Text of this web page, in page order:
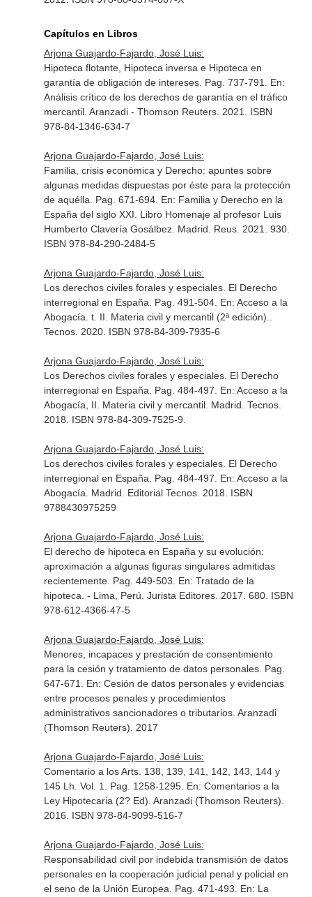
Capítulos en Libros
Arjona Guajardo-Fajardo, José Luis:
Hipoteca flotante, Hipoteca inversa e Hipoteca en
garantía de obligación de intereses. Pag. 737-791. En:
Análisis crítico de los derechos de garantía en el tráfico
mercantil. Aranzadi - Thomson Reuters. 2021. ISBN
978-84-1346-634-7
Arjona Guajardo-Fajardo, José Luis:
Familia, crisis económica y Derecho: apuntes sobre
algunas medidas dispuestas por éste para la protección
de aquélla. Pag. 671-694. En: Familia y Derecho en la
España del siglo XXI. Libro Homenaje al profesor Luis
Humberto Clavería Gosálbez. Madrid. Reus. 2021. 930.
ISBN 978-84-290-2484-5
Arjona Guajardo-Fajardo, José Luis:
Los derechos civiles forales y especiales. El Derecho
interregional en España. Pag. 491-504. En: Acceso a la
Abogacía. t. II. Materia civil y mercantil (2ª edición).
Tecnos. 2020. ISBN 978-84-309-7935-6
Arjona Guajardo-Fajardo, José Luis:
Los Derechos civiles forales y especiales. El Derecho
interregional en España. Pag. 484-497. En: Acceso a la
Abogacía, II. Materia civil y mercantil. Madrid. Tecnos.
2018. ISBN 978-84-309-7525-9.
Arjona Guajardo-Fajardo, José Luis:
Los derechos civiles forales y especiales. El Derecho
interregional en España. Pag. 484-497. En: Acceso a la
Abogacía . Madrid. Editorial Tecnos. 2018. ISBN
9788430975259
Arjona Guajardo-Fajardo, José Luis:
El derecho de hipoteca en España y su evolución:
aproximación a algunas figuras singulares admitidas
recientemente. Pag. 449-503. En: Tratado de la
hipoteca . - Lima, Perú. Jurista Editores. 2017. 680. ISBN
978-612-4366-47-5
Arjona Guajardo-Fajardo, José Luis:
Menores, incapaces y prestación de consentimiento
para la cesión y tratamiento de datos personales. Pag.
647-671. En: Cesión de datos personales y evidencias
entre procesos penales y procedimientos
administrativos sancionadores o tributarios. Aranzadi
(Thomson Reuters). 2017
Arjona Guajardo-Fajardo, José Luis:
Comentario a los Arts. 138, 139, 141, 142, 143, 144 y
145 Lh. Vol. 1. Pag. 1258-1295. En: Comentarios a la
Ley Hipotecaria (2? Ed) . Aranzadi (Thomson Reuters).
2016. ISBN 978-84-9099-516-7
Arjona Guajardo-Fajardo, José Luis:
Responsabilidad civil por indebida transmisión de datos
personales en la cooperación judicial penal y policial en
el seno de la Unión Europea. Pag. 471-493. En: La